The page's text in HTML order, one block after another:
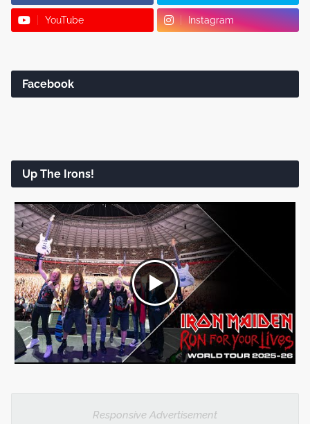
YouTube Instagram
Facebook
Up The Irons!
Responsive Advertisement